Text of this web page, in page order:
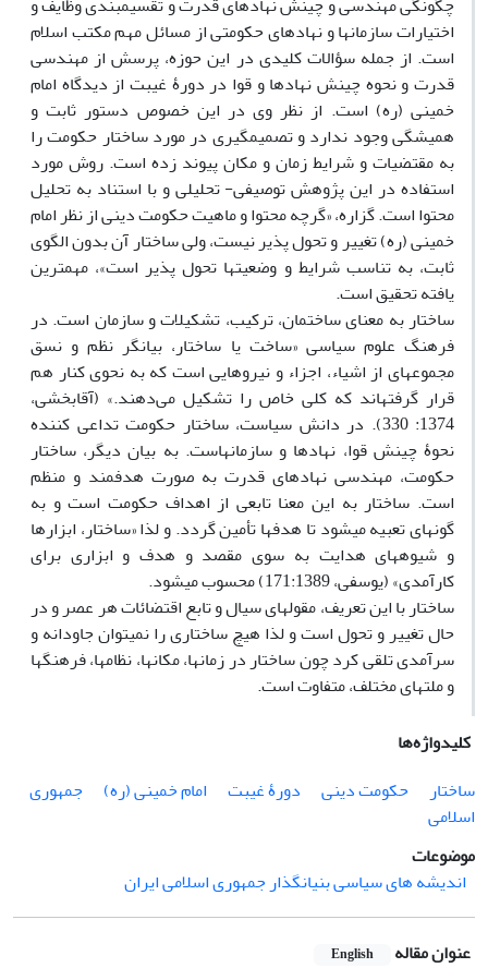
اختیارات سازمانها و نهادهای حکومتی از مسائل مهم مکتب اسلام
است. از جمله سؤالات کلیدی در این حوزه، پرسش از مهندسی
قدرت و نحوه چینش نهادها و قوا در دورۀ غیبت از دیدگاه امام
خمینی (ره) است. از نظر وی در این خصوص دستور ثابت و
همیشگی وجود ندارد و تصمیمگیری در مورد ساختار حکومت را
به مقتضیات و شرایط زمان و مکان پیوند زده است. روش مورد
استفاده در این پژوهش توصیفی- تحلیلی و با استناد به تحلیل
محتوا است. گزاره، «گرچه محتوا و ماهیت حکومت دینی از نظر امام
خمینی (ره) تغییر و تحول پذیر نیست، ولی ساختار آن بدون الگوی
ثابت، به تناسب شرایط و وضعیتها تحول پذیر است»، مهمترین
یافته تحقیق است.
ساختار به معنای ساختمان، ترکیب، تشکیلات و سازمان است. در
فرهنگ علوم سیاسی «ساخت یا ساختار، بیانگر نظم و نسق
مجموعهای از اشیاء، اجزاء و نیروهایی است که به نحوی کنار هم
قرار گرفتهاند که کلی خاص را تشکیل می‌دهند.» (آقابخشی،
1374: 330). در دانش سیاست، ساختار حکومت تداعی کننده
نحوۀ چینش قوا، نهادها و سازمانهاست. به بیان دیگر، ساختار
حکومت، مهندسی نهادهای قدرت به صورت هدفمند و منظم
است. ساختار به این معنا تابعی از اهداف حکومت است و به
گونهای تعبیه میشود تا هدفها تأمین گردد. و لذا «ساختار، ابزارها
و شیوههای هدایت به سوی مقصد و هدف و ابزاری برای
کارآمدی» (یوسفی، 171:1389) محسوب میشود.
ساختار با این تعریف، مقولهای سیال و تابع اقتضائات هر عصر و در
حال تغییر و تحول است و لذا هیچ ساختاری را نمیتوان جاودانه و
سرآمدی تلقی کرد چون ساختار در زمانها، مکانها، نظامها، فرهنگها
و ملتهای مختلف، متفاوت است.
کلیدواژه‌ها
ساختار
حکومت دینی دورۀ غیبت امام خمینی (ره)
جمهوری
اسلامی
موضوعات
اندیشه های سیاسی بنیانگذار جمهوری اسلامی ایران
عنوان مقاله English